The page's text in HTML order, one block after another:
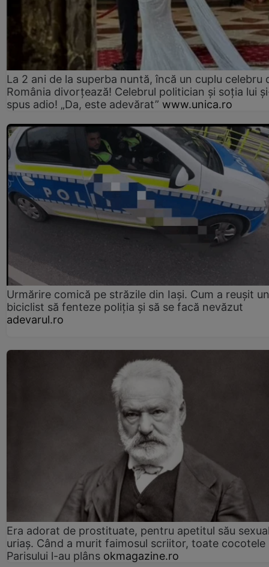
La 2 ani de la superba nuntă, încă un cuplu celebru
România divorțează! Celebrul politician și soția lui
spus adio! „Da, este adevărat” www.unica.ro
Urmărire comică pe străzile din Iași. Cum a reușit un
biciclist să fenteze poliția și să se facă nevăzut
adevarul.ro
Era adorat de prostituate, pentru apetitul său
uriaș. Când a murit faimosul scriitor, toate cocotele
Parisului l-au plâns okmagazine.ro